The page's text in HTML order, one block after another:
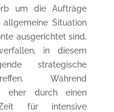
um die Aufträge
Situation
ausgerichtet sind,
in diesem
strategische
Während
eher durch einen
für intensive